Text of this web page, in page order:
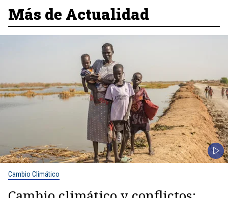
Más de Actualidad
Cambio Climático